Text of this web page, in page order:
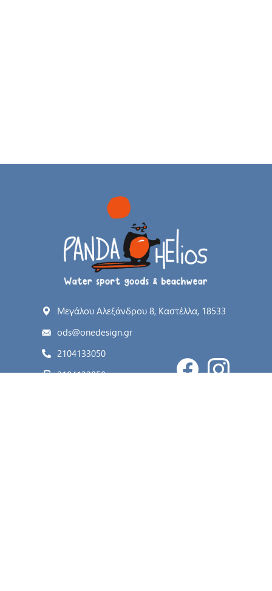
Μεγάλου Αλεξάνδρου 8, Καστέλλα, 18533
ods@onedesign.gr
2104133050
2104133050